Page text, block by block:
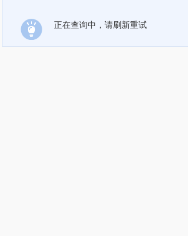
正在查询中，请刷新重试